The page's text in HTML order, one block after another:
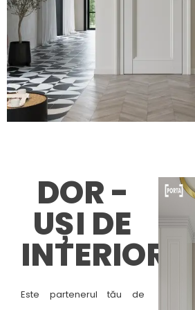
DOR -
UȘI DE
INTERIOR
Este partenerul tău de